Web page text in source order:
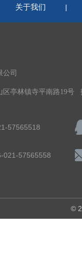
关于我们 |
公司
区亭林镇寺平南路19号
57565518
021-57565558
©